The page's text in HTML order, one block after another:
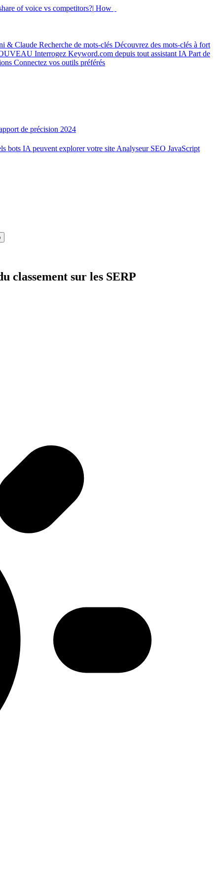
of voice vs competitors?| How did my rankings mo
& Claude Recherche de mots-clés Découvrez des mots-clés à fort
Interrogez Keyword.com depuis tout assistant IA Part de
Connectez vos outils préférés
de précision 2024
bots IA peuvent explorer votre site Analyseur SEO JavaScript
classement sur les SERP